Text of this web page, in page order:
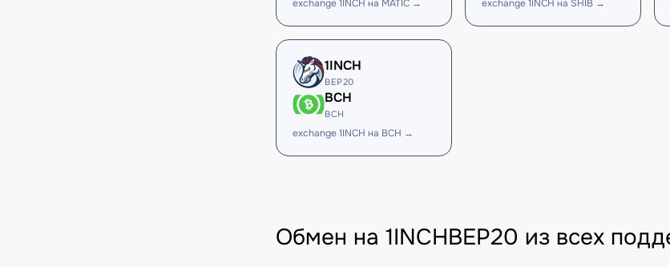
exchange 1INCH на MATIC → exchange 1INCH на SHIB →
1INCH
BEP20
BCH
BCH
exchange 1INCH на BCH →
Обмен на 1INCHBEP20 из всех